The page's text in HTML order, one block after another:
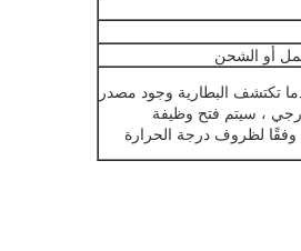
أو الشحن
تكتشف البطارية وجود مصدر
، سيتم فتح وظيفة
وفقًا لظروف درجة الحرارة